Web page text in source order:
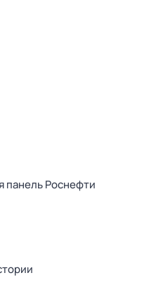
панель Роснефти